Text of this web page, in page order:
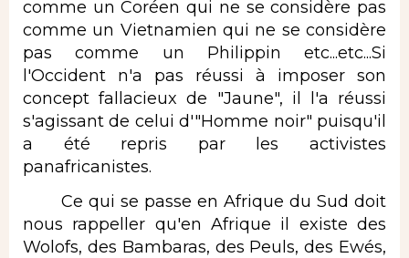
comme un Coréen qui ne se considère pas
comme un Vietnamien qui ne se considère
pas comme un Philippin etc...etc...Si
l'Occident n'a pas réussi à imposer son
concept fallacieux de "Jaune", il l'a réussi
s'agissant de celui d'"Homme noir" puisqu'il
a été repris par les activistes
panafricanistes.
Ce qui se passe en Afrique du Sud doit
nous rappeller qu'en Afrique il existe des
Wolofs, des Bambaras, des Peuls, des Ewés,